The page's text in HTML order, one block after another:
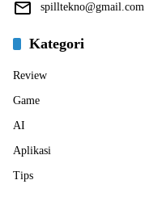
spilltekno@gmail.com
Kategori
Review
Game
AI
Aplikasi
Tips